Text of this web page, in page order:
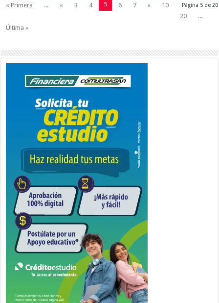
Página 5 de 20
« Primera ... « 3 4 5 6 7 »
10
20
...
Última »